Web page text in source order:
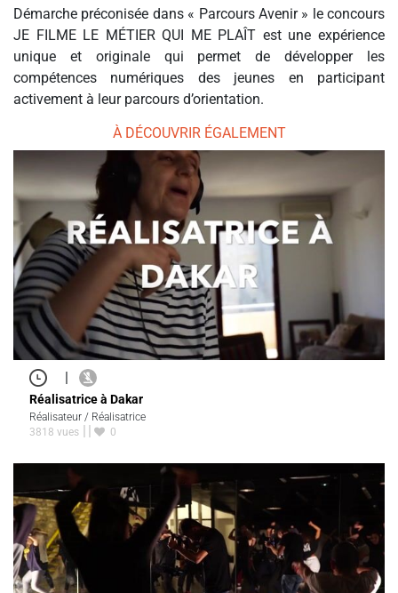
Démarche préconisée dans « Parcours Avenir » le concours
JE FILME LE MÉTIER QUI ME PLAÎT est une expérience
unique et originale qui permet de développer les
compétences numériques des jeunes en participant
activement à leur parcours d’orientation.
À DÉCOUVRIR ÉGALEMENT
|
Réalisatrice à Dakar
Réalisateur / Réalisatrice
3818 vues
0